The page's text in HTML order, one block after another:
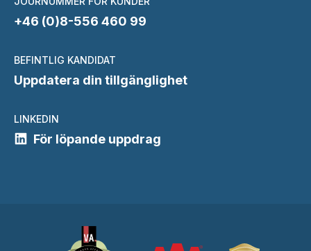
+46 (0)8-556 460 99
BEFINTLIG KANDIDAT
Uppdatera din tillgänglighet
LINKEDIN
För löpande uppdrag